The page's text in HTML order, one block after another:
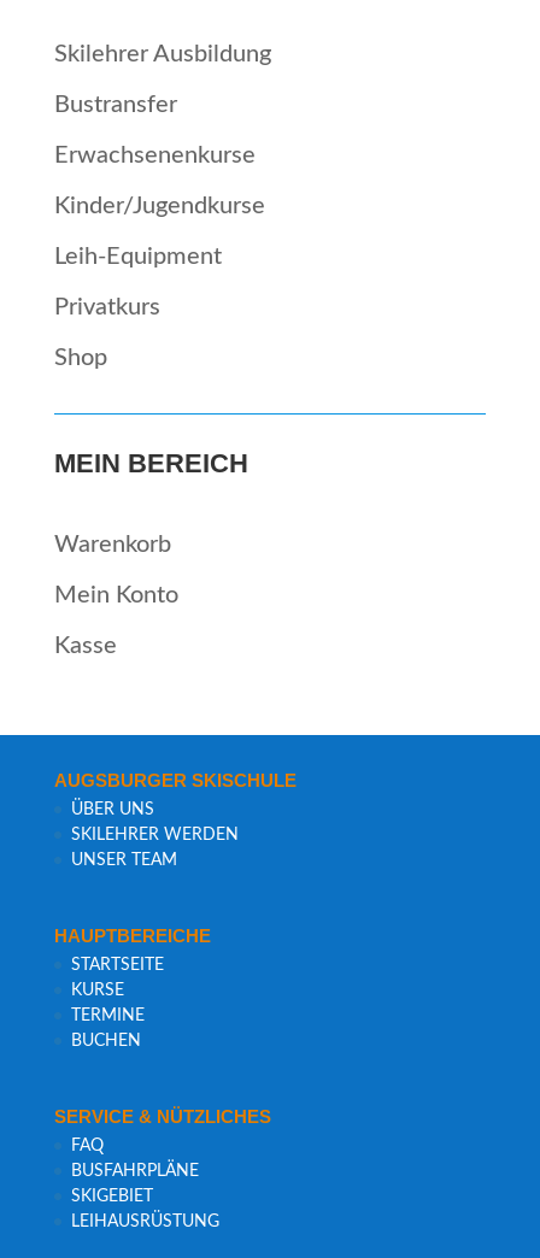
Skilehrer Ausbildung
Bustransfer
Erwachsenenkurse
Kinder/Jugendkurse
Leih-Equipment
Privatkurs
Shop
MEIN BEREICH
Waren­korb
Mein Kon­to
Kas­se
AUGS­BUR­GER SKISCHULE
ÜBER UNS
SKI­LEH­RER WERDEN
UNSER TEAM
HAUPT­BE­REI­CHE
START­SEI­TE
KUR­SE
TER­MI­NE
BUCHEN
SER­VICE & NÜTZLICHES
FAQ
BUS­FAHR­PLÄ­NE
SKI­GE­BIET
LEIH­AUS­RÜS­TUNG